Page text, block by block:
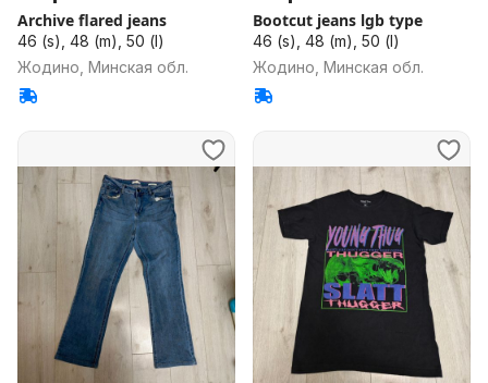
Archive flared jeans
46 (s), 48 (m), 50 (l)
Жодино, Минская обл.
Bootcut jeans lgb type
46 (s), 48 (m), 50 (l)
Жодино, Минская обл.